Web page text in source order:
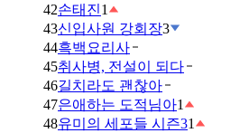
42손태진1
43신입사원 강회장3
44흑백요리사
45취사병, 전설이 되다
46길치라도 괜찮아
47은애하는 도적님아1
48유미의 세포들 시즌31